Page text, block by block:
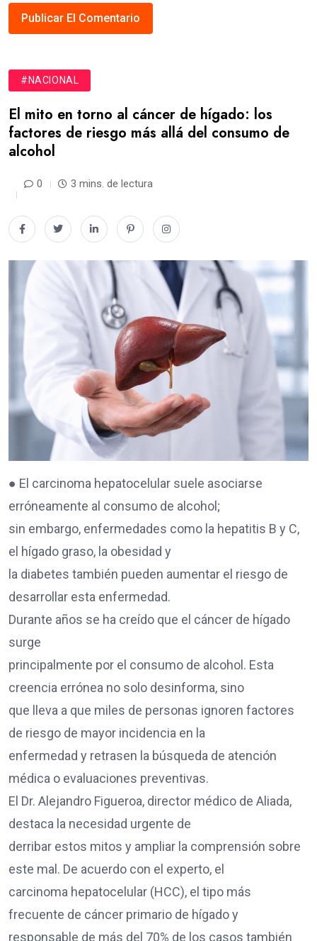
#NACIONAL
El mito en torno al cáncer de hígado: los
factores de riesgo más allá del consumo de
alcohol
0 3 mins. de lectura
● El carcinoma hepatocelular suele asociarse
erróneamente al consumo de alcohol;
sin embargo, enfermedades como la hepatitis B y C,
el hígado graso, la obesidad y
la diabetes también pueden aumentar el riesgo de
desarrollar esta enfermedad.
Durante años se ha creído que el cáncer de hígado
surge
principalmente por el consumo de alcohol. Esta
creencia errónea no solo desinforma, sino
que lleva a que miles de personas ignoren factores
de riesgo de mayor incidencia en la
enfermedad y retrasen la búsqueda de atención
médica o evaluaciones preventivas.
El Dr. Alejandro Figueroa, director médico de Aliada,
destaca la necesidad urgente de
derribar estos mitos y ampliar la comprensión sobre
este mal. De acuerdo con el experto, el
carcinoma hepatocelular (HCC), el tipo más
frecuente de cáncer primario de hígado y
responsable de más del 70% de los casos también